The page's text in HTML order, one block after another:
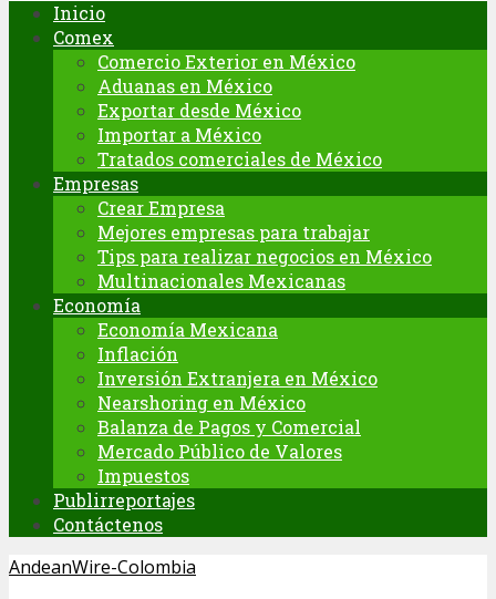
Inicio
Comex
Comercio Exterior en México
Aduanas en México
Exportar desde México
Importar a México
Tratados comerciales de México
Empresas
Crear Empresa
Mejores empresas para trabajar
Tips para realizar negocios en México
Multinacionales Mexicanas
Economía
Economía Mexicana
Inflación
Inversión Extranjera en México
Nearshoring en México
Balanza de Pagos y Comercial
Mercado Público de Valores
Impuestos
Publirreportajes
Contáctenos
AndeanWire-Colombia